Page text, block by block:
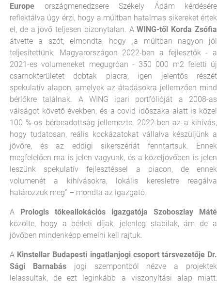
Europe országmenedzsere Székely Ádám kérdésére
reflektálva úgy érzi, hogy a múltban hatalmas sikereket értek
el, de a jövő teljesen bizonytalan. AWING-től Korda Zsófia
átvette a szót, elmondta, hogy „a múltban nagyon jól
teljesítettünk, Magyarországon 2022-ben a fejlesztők - a
2021-es volumeneket megugróan - 350 000 m2 feletti új
csarnokterületet dobtak piacra, igen jelentős részét
spekulatív alapon, amelyek az átadásokra jellemzően mind
bérlőkre találnak. A WING ipari portfólióját a 2008-as
válságot követő években, és a covid időszaka alatt is közel
100 %-os bérbeadottság jellemezte. 2022-ben az a kihívás,
hogy tudatosan, reális kockázatokat vállalva készüljünk a
jövőre, és az eddigi sikerszériát fenntartsuk. Ennek
megfelelően ma is jelen vagyunk, és a közeljövőben is jelen
leszünk spekulatív fejlesztéssel a piacon, de ennek
volumenét a kihívásokra, lokális keresletre reagálva
határozzuk meg” – mondta az igazgató.
A Prologis tőkeallokációs igazgatója Szoboszlay Máté
közölte, hogy a bérleti díjak, jelenleg stabilak, ám de a
jövőben mindenképp emelni kell rajtuk.
A Kinstellar Budapesti ingatlanjogi csoport társvezetője Dr.
Sági Barnabásjogi szempontból nézve a projektek
lelassultak, de ezt leginkább a viszonyítási alap miatt: